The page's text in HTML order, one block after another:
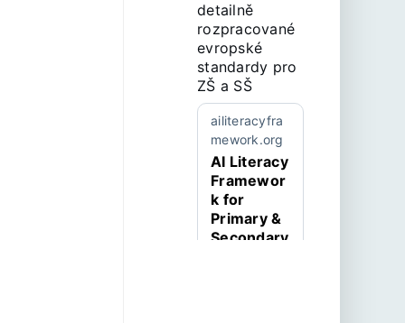
detailně
rozpracované
evropské
standardy pro
ZŠ a SŠ
ailiteracyfra
mework.org
AI Literacy
Framewor
k for
Primary &
Secondary